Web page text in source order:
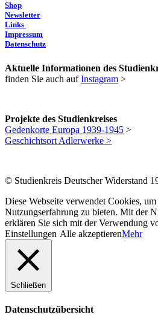
Shop
Newsletter
Links
Impressum
Datenschutz
Aktuelle Informationen des
finden Sie auch aufInstagram >
Projekte des Studienkreises
Gedenkorte Europa 1939-1945 >
Geschichtsort Adlerwerke >
© Studienkreis Deutscher Widerstand
Diese Webseite verwendet Cookies,
Nutzungserfahrung zu bieten. Mit der
erklären Sie sich mit der Verwendung
Einstellungen Alle akzeptierenMehr
Schließen
Datenschutzübersicht